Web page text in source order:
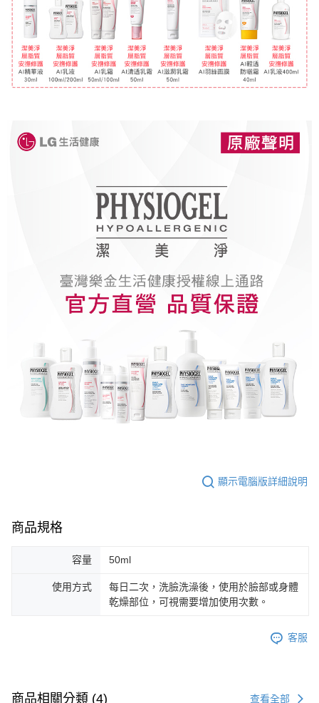
顯示電腦版詳細說明
商品規格
容量 50ml
使用方式
每日二次，洗臉洗澡後，使用於臉部或身體
乾燥部位，可視需要增加使用次數。
客服
商品相關分類 (4) 查看全部